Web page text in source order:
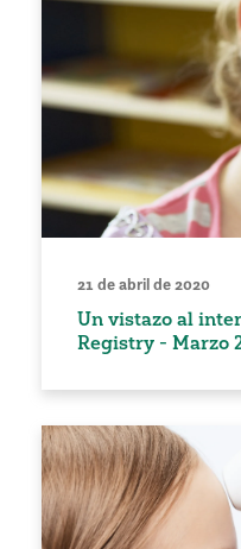
21 de abril de 2020
Un vistazo al
Registry - Marzo